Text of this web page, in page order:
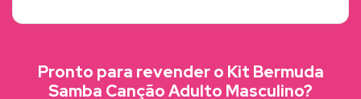
Pronto para revender o Kit Bermuda
Samba Canção Adulto Masculino?